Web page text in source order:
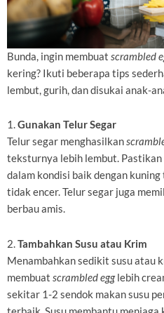
Bunda, ingin membuat scrambled
kering? Ikuti beberapa tips
lembut, gurih, dan disukai anak-
1.Gunakan Telur Segar
Telur segar menghasilkan
teksturnya lebih lembut.
dalam kondisi baik dengan
tidak encer. Telur segar juga
berbau amis.
2.Tambahkan Susu atau Krim
Menambahkan sedikit susu atau
membuat scrambled egglebih
sekitar 1-2 sendok makan susu